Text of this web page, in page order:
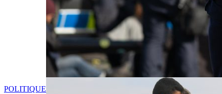
POLITIQUE